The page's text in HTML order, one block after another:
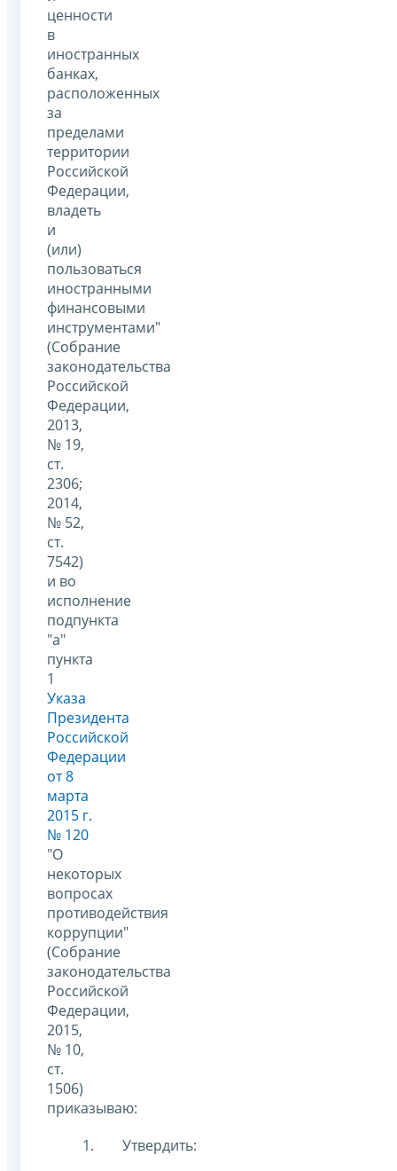
ценности
в
иностранных
банках,
расположенных
за
пределами
территории
Российской
Федерации,
владеть
и
(или)
пользоваться
иностранными
финансовыми
инструментами"
(Собрание
законодательства
Российской
Федерации,
2013,
№ 19,
ст.
2306;
2014,
№ 52,
ст.
7542)
и во
исполнение
подпункта
"а"
пункта
1
Указа
Президента
Российской
Федерации
от 8
марта
2015 г.
№ 120
"О
некоторых
вопросах
противодействия
коррупции"
(Собрание
законодательства
Российской
Федерации,
2015,
№ 10,
ст.
1506)
приказываю:
Утвердить: